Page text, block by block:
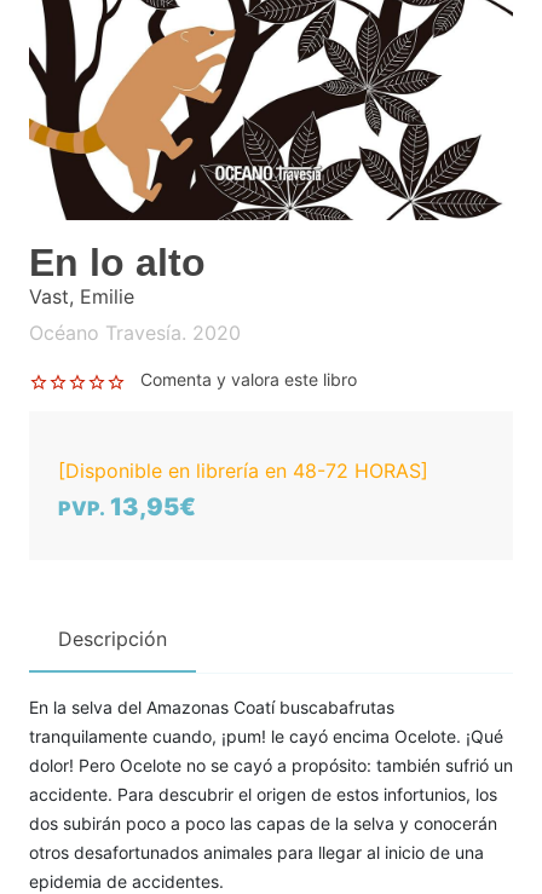
En lo alto
Vast, Emilie
Océano Travesía. 2020
Comenta y valora este libro
[Disponible en librería en 48-72 HORAS]
PVP. 13,95€
Descripción
En la selva del Amazonas Coatí buscabafrutas
tranquilamente cuando, ¡pum! le cayó encima Ocelote. ¡Qué
dolor! Pero Ocelote no se cayó a propósito: también sufrió un
accidente. Para descubrir el origen de estos infortunios, los
dos subirán poco a poco las capas de la selva y conocerán
otros desafortunados animales para llegar al inicio de una
epidemia de accidentes.